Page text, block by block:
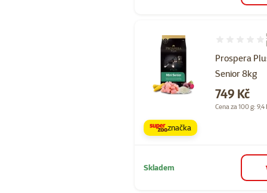
Prospera
Senior 8kg
Hodnocení
Cena
749 Kč
Cena za 100 g: 9,4
značka
Skladem